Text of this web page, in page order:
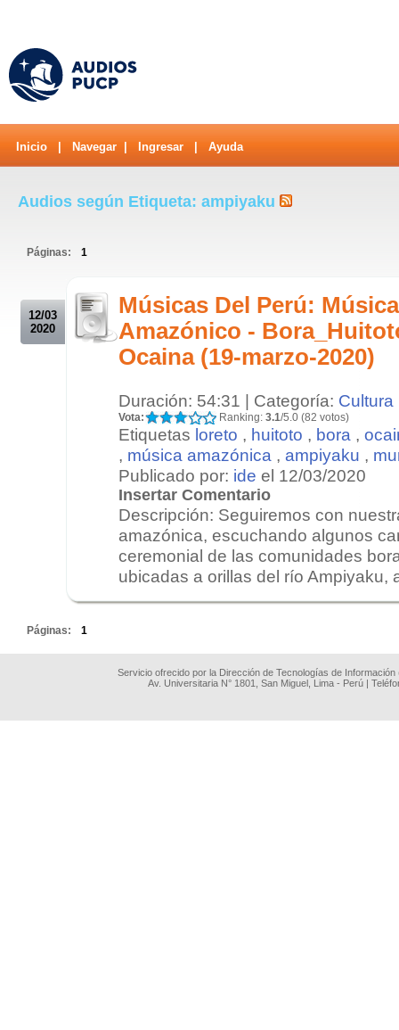
Inicio Navegar Ingresar Ayuda
Audios según Etiqueta: ampiyaku
Páginas: 1
12/03
2020
Músicas Del Perú:
Amazónico -
Ocaina (19-marzo-2020)
Duración: 54:31 | Categoría: Cultura
Vota: Ranking: 3.1/5.0 (82 votos)
Etiquetas loreto , huitoto , bora ,
, música amazónica , ampiyaku ,
Publicado por: ide el 12/03/2020
Insertar Comentario
Descripción: Seguiremos con
amazónica, escuchando algunos
ceremonial de las comunidades
ubicadas a orillas del río Ampiyaku,
Páginas: 1
Servicio ofrecido por la Dirección de Tecnologías de
Av. Universitaria N° 1801, San Miguel, Lima - Perú |